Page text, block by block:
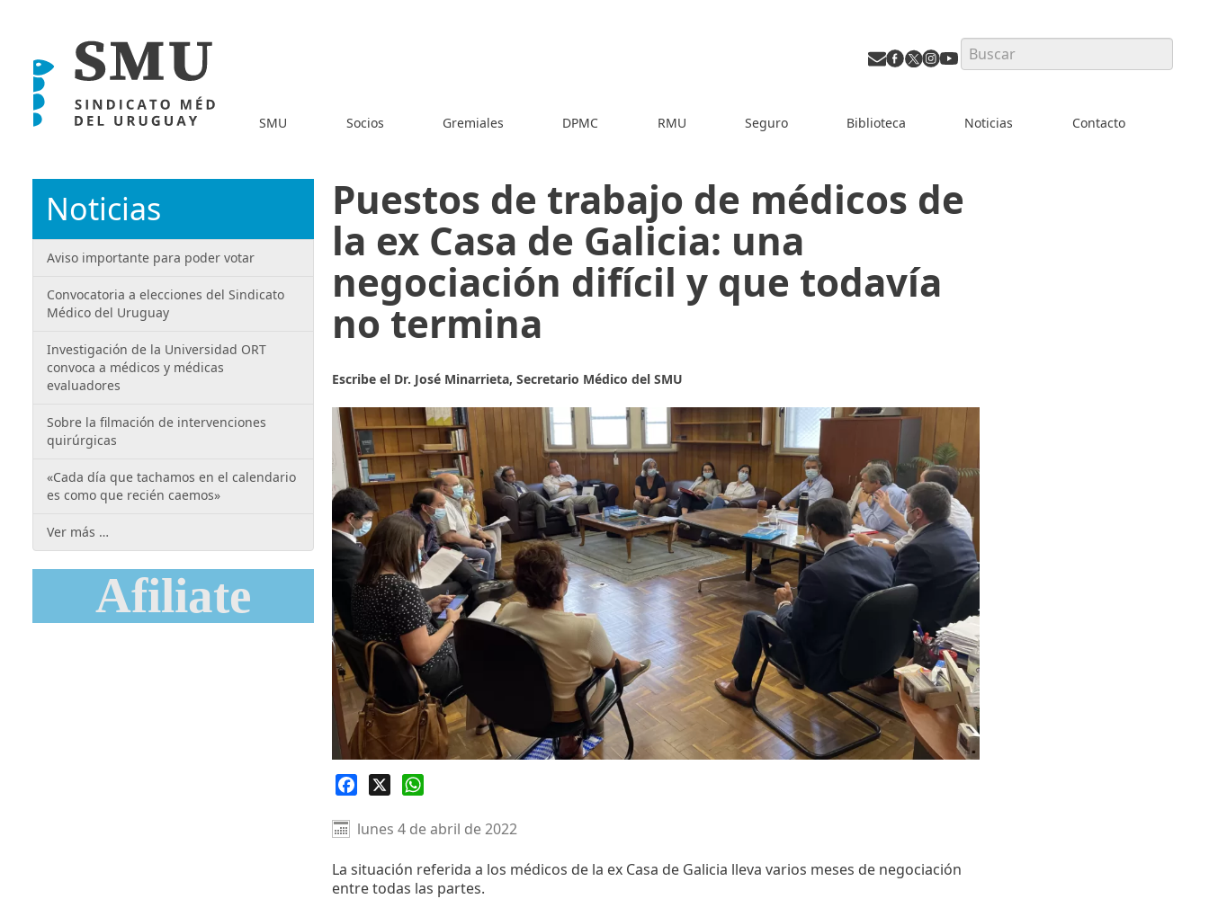
Search
SMU Socios Gremiales DPMC RMU Seguro Biblioteca Noticias Contacto
Puestos de trabajo de médicos de
la ex Casa de Galicia: una
negociación difícil y que todavía
no termina
Escribe el Dr. José Minarrieta, Secretario Médico del SMU
Facebook
lunes 4 de abril de 2022
La situación referida a los médicos de la ex Casa de Galicia lleva varios meses de negociación
entre todas las partes.
Noticias
Aviso importante para poder votar
Convocatoria a elecciones del Sindicato
Médico del Uruguay
Investigación de la Universidad ORT
convoca a médicos y médicas
evaluadores
Sobre la filmación de intervenciones
quirúrgicas
«Cada día que tachamos en el calendario
es como que recién caemos»
Ver más …
Afiliate